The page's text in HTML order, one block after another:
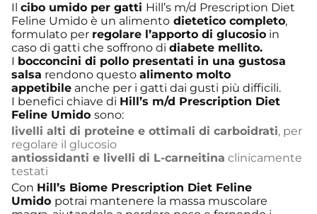
Il cibo umido per gatti Hill’s m/d Prescription Diet
Feline Umido è un alimento dietetico completo,
formulato per regolare l’apporto di glucosio in
caso di gatti che soffrono di diabete mellito.
I bocconcini di pollo presentati in una gustosa
salsa rendono questo alimento molto
appetibile anche per i gatti dai gusti più difficili.
I benefici chiave di Hill’s m/d Prescription Diet
Feline Umido sono:
livelli alti di proteine e ottimali di carboidrati, per
regolare il glucosio
antiossidanti e livelli di L-carneitina clinicamente
testati
Con Hill’s Biome Prescription Diet Feline
Umido potrai mantenere la massa muscolare